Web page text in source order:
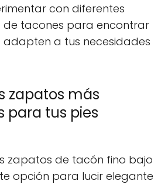
con diferentes
de tacones para encontrar
adapten a tus necesidades
zapatos más
para tus pies
zapatos de tacón fino bajo
opción para lucir elegante